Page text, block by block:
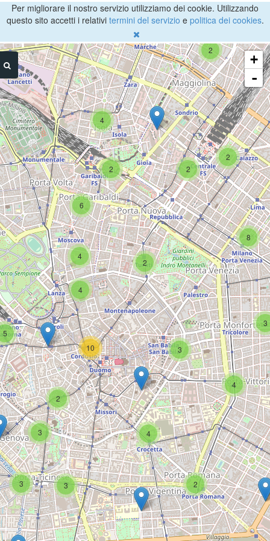
Per migliorare il nostro servizio utilizziamo dei cookie. Utilizzando
questo sito accetti i relativi termini del servizio e politica dei cookies.
2
2
2
4
8
2
4
3 3
3
2
4
6
4
3
3
2
4
10
5
2
+
-